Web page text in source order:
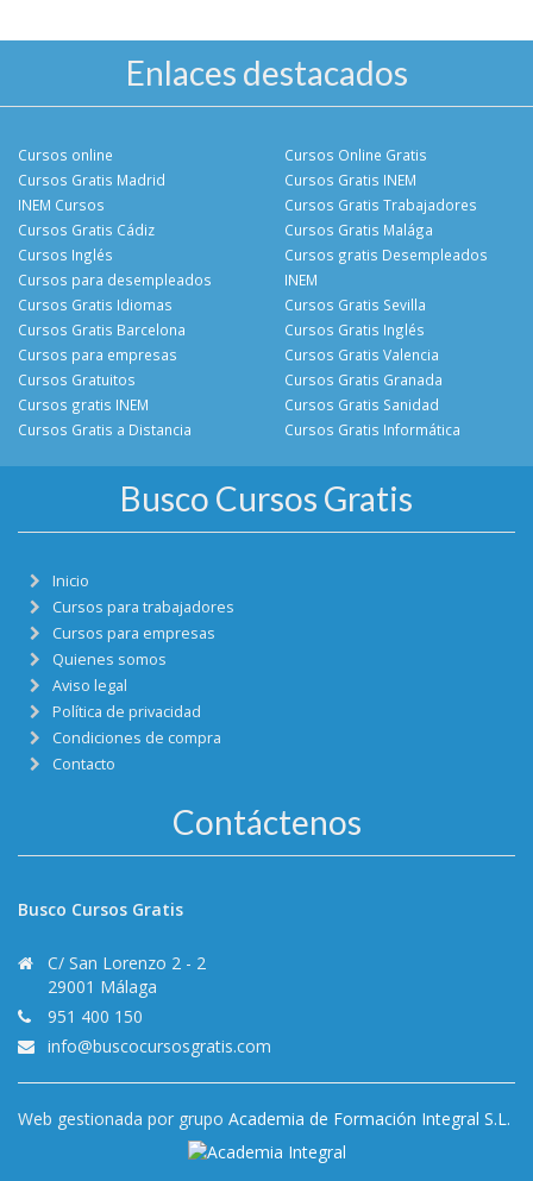
Enlaces destacados
Cursos online
Cursos Gratis Madrid
INEM Cursos
Cursos Gratis Cádiz
Cursos Online Gratis
Cursos Gratis INEM
Cursos Gratis Trabajadores
Cursos Gratis Malága
Cursos Inglés
Cursos para desempleados
Cursos Gratis Idiomas
Cursos Gratis Barcelona
Cursos gratis Desempleados
INEM
Cursos Gratis Sevilla
Cursos Gratis Inglés
Cursos para empresas
Cursos Gratuitos
Cursos gratis INEM
Cursos Gratis a Distancia
Cursos Gratis Valencia
Cursos Gratis Granada
Cursos Gratis Sanidad
Cursos Gratis Informática
Busco Cursos Gratis
Inicio
Cursos para trabajadores
Cursos para empresas
Quienes somos
Aviso legal
Política de privacidad
Condiciones de compra
Contacto
Contáctenos
Busco Cursos Gratis
C/ San Lorenzo 2 - 2
29001 Málaga
951 400 150
info@buscocursosgratis.com
Web gestionada por grupo Academia de Formación Integral S.L.